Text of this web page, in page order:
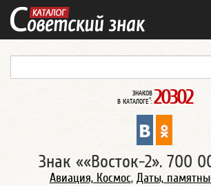
ЗНАКОВ
В КАТАЛОГЕ*: 20302
Знак ««Восток-2». 700
Авиация, Космос, Даты,